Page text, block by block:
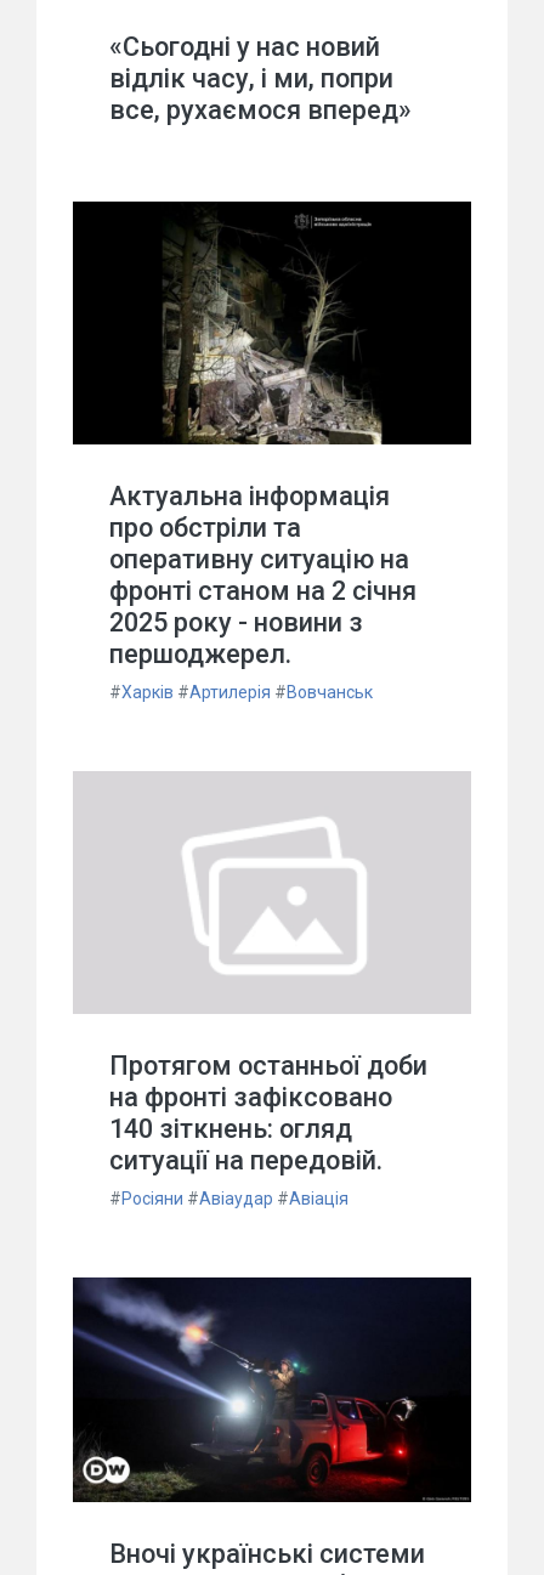
«Сьогодні у нас новий
відлік часу, і ми, попри
все, рухаємося вперед»
Актуальна інформація
про обстріли та
оперативну ситуацію на
фронті станом на 2 січня
2025 року - новини з
першоджерел.
#Харків #Артилерія #Вовчанськ
Протягом останньої доби
на фронті зафіксовано
140 зіткнень: огляд
ситуації на передовій.
#Росіяни #Авіаудар #Авіація
Вночі українські системи